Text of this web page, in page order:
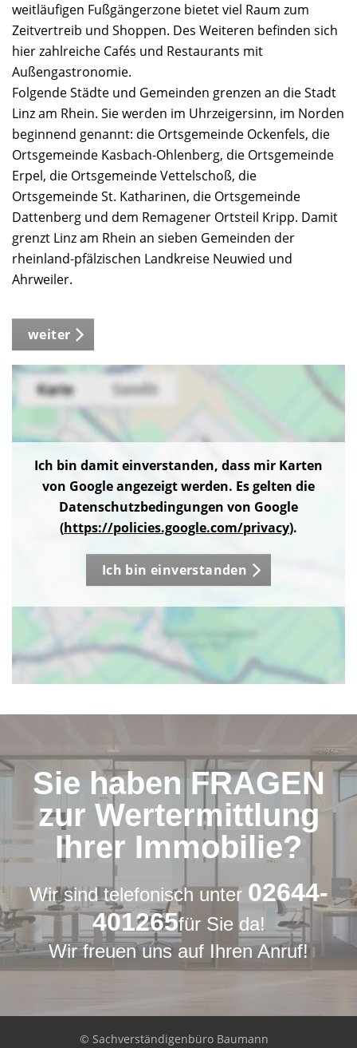
weitläufigen Fußgängerzone bietet viel Raum zum
Zeitvertreib und Shoppen. Des Weiteren befinden sich
hier zahlreiche Cafés und Restaurants mit
Außengastronomie.
Folgende Städte und Gemeinden grenzen an die Stadt
Linz am Rhein. Sie werden im Uhrzeigersinn, im Norden
beginnend genannt: die Ortsgemeinde Ockenfels, die
Ortsgemeinde Kasbach-Ohlenberg, die Ortsgemeinde
Erpel, die Ortsgemeinde Vettelschoß, die
Ortsgemeinde St. Katharinen, die Ortsgemeinde
Dattenberg und dem Remagener Ortsteil Kripp. Damit
grenzt Linz am Rhein an sieben Gemeinden der
rheinland-pfälzischen Landkreise Neuwied und
Ahrweiler.
weiter
Ich bin damit einverstanden, dass mir Karten
von Google angezeigt werden. Es gelten die
Datenschutzbedingungen von Google
(https://policies.google.com/privacy).
Ich bin einverstanden
Sie haben FRAGEN
zur Wertermittlung
Ihrer Immobilie?
Wir sind telefonisch unter 02644-
401265für Sie da!
Wir freuen uns auf Ihren Anruf!
© Sachverständigenbüro Baumann